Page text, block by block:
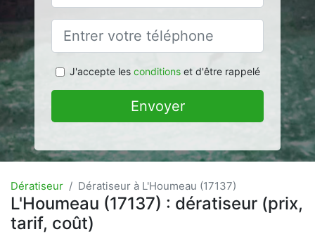
J'accepte les conditionset d'être rappelé
Envoyer
Dératiseur Dératiseur à L'Houmeau (17137)
L'Houmeau (17137) : dératiseur (prix,
tarif, coût)